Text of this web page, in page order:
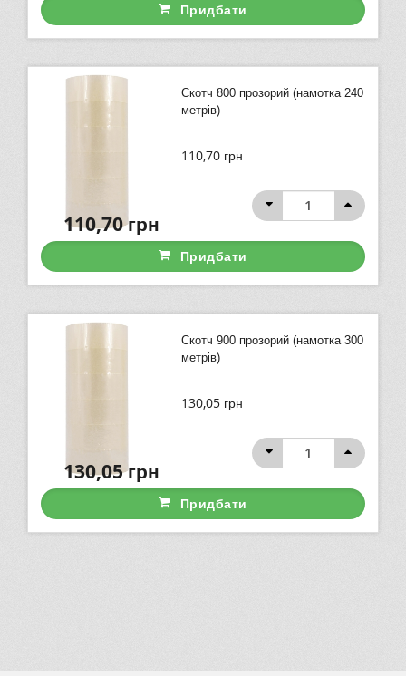
Придбати
Скотч 800 прозорий (намотка 240
метрів)
110,70 грн
110,70грн
Придбати
Скотч 900 прозорий (намотка 300
метрів)
130,05 грн
130,05грн
Придбати